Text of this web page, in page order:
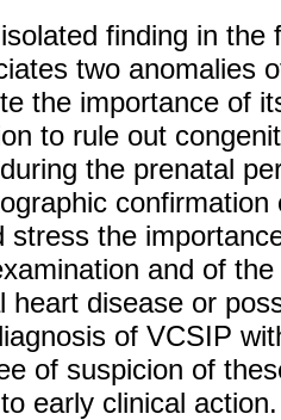
finding in
two anomalies
the importance of
to rule out
the prenatal
stress the
and of
heart disease or
of VCSIP
of suspicion of
early clinical action.